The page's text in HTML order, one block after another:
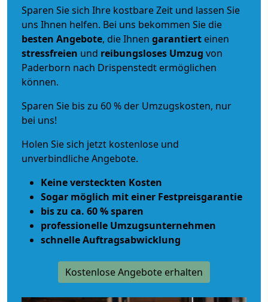
Sparen Sie sich Ihre kostbare Zeit und lassen Sie
uns Ihnen helfen. Bei uns bekommen Sie die
besten Angebote, die Ihnen garantiert einen
stressfreien und reibungsloses Umzug von
Paderborn nach Drispenstedt ermöglichen
können.
Sparen Sie bis zu 60 % der Umzugskosten, nur
bei uns!
Holen Sie sich jetzt kostenlose und
unverbindliche Angebote.
Keine versteckten Kosten
Sogar möglich mit einer Festpreisgarantie
bis zu ca. 60 % sparen
professionelle Umzugsunternehmen
schnelle Auftragsabwicklung
Kostenlose Angebote erhalten